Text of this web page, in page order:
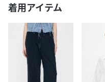
着用アイテム